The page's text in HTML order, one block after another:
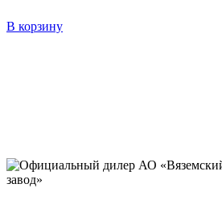
В корзину